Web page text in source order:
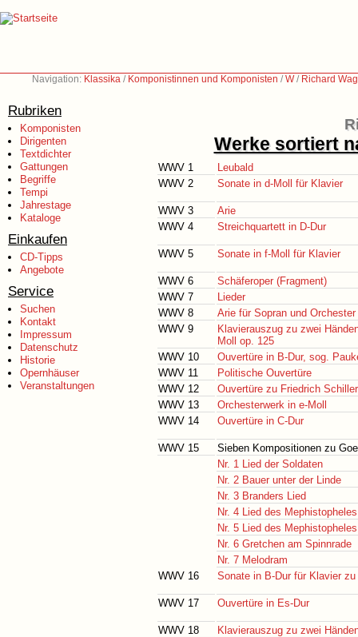
Navigation: Klassika / Komponistinnen und Komponisten /W/ Richard
Rubriken
Komponisten
Dirigenten
Textdichter
Gattungen
Begriffe
Tempi
Jahrestage
Kataloge
Einkaufen
CD-Tipps
Angebote
Service
Suchen
Kontakt
Impressum
Datenschutz
Historie
Opernhäuser
Veranstaltungen
Werke sortiert
WWV 1
Leubald
WWV 2
Sonate in d-Moll für Klavier
WWV 3
Arie
WWV 4
Streichquartett in D-Dur
WWV 5 Sonate in f-Moll für Klavier
WWV 6
Schäferoper (Fragment)
WWV 7
Lieder
WWV 8
Arie für Sopran und Orchester
WWV 9
Klavierauszug zu zwei
Moll op. 125
WWV 10
Ouvertüre in B-Dur, sog.
WWV 11
Politische Ouvertüre
WWV 12
Ouvertüre zu Friedrich
WWV 13
Orchesterwerk in e-Moll
WWV 14
Ouvertüre in C-Dur
WWV 15
Sieben Kompositionen zu
Nr. 1 Lied der Soldaten
Nr. 2 Bauer unter der Linde
Nr. 3 Branders Lied
Nr. 4 Lied des Mephistopheles
Nr. 5 Lied des Mephistopheles
Nr. 6 Gretchen am Spinnrade
Nr. 7 Melodram
WWV 16
Sonate in B-Dur für Klavier
WWV 17 Ouvertüre in Es-Dur
WWV 18
Klavierauszug zu zwei